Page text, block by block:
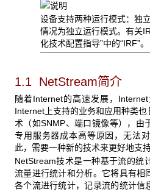
设备支持两种运行模式：独
情况为独立运行模式。有关
化技术配置指导”中的“IRF”。
1.1 NetStream简介
随着Internet的高速发展，
Internet上支持的业务和应用种类
术（如SNMP、端口镜像等），由
专用服务器成本高等原因，无法
此，需要一种新的技术来更好地支
NetStream技术是一种基于流的统
流量进行统计和分析。它将具有相
各个流进行统计，记录流的统计信